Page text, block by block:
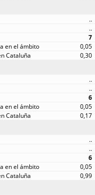
..
..
7
0,05
0,30
..
..
6
0,05
0,17
..
..
6
0,05
0,99